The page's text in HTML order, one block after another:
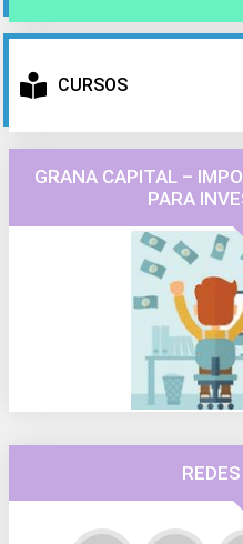
CURSOS
GRANA CAPITAL –
PARA